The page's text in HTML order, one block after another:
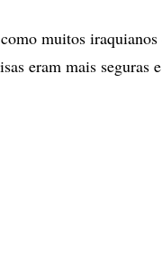
muitos
eram mais seguras